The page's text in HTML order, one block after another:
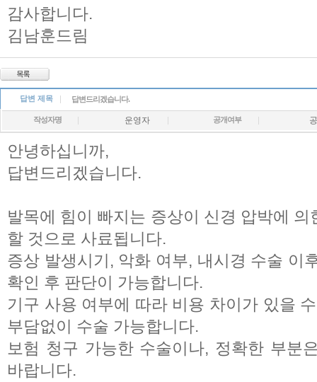
감사합니다.
김남훈드림
답변 제목 답변드리겠습니다.
작성자명 운영자 공개여부
안녕하십니까,
답변드리겠습니다.
발목에 힘이 빠지는 증상이 신경 압박에
할 것으로 사료됩니다.
증상 발생시기, 악화 여부, 내시경 수술 이
확인 후 판단이 가능합니다.
기구 사용 여부에 따라 비용 차이가 있을
부담없이 수술 가능합니다.
보험 청구 가능한 수술이나, 정확한 부분
바랍니다.